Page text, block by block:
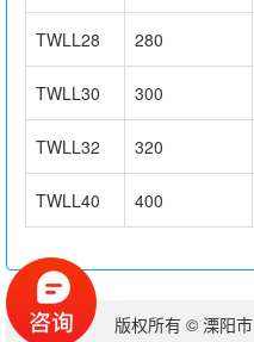
TWLL28 280
TWLL30 300
TWLL32 320
TWLL40 400
版权所有 © 溧阳